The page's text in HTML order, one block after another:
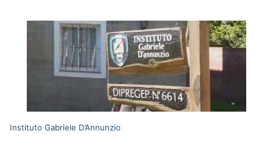
Instituto Gabriele D’Annunzio